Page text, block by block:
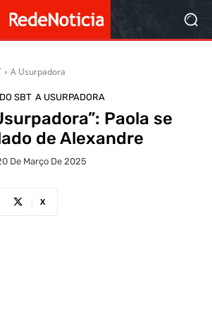
A Usurpadora
SBT A USURPADORA
Paola se
de Alexandre
De Março De 2025
X